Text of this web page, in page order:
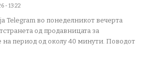
- 13:22
Telegram во понеделникот вечерта
од продавницата за
на период од околу 40 минути. Поводот